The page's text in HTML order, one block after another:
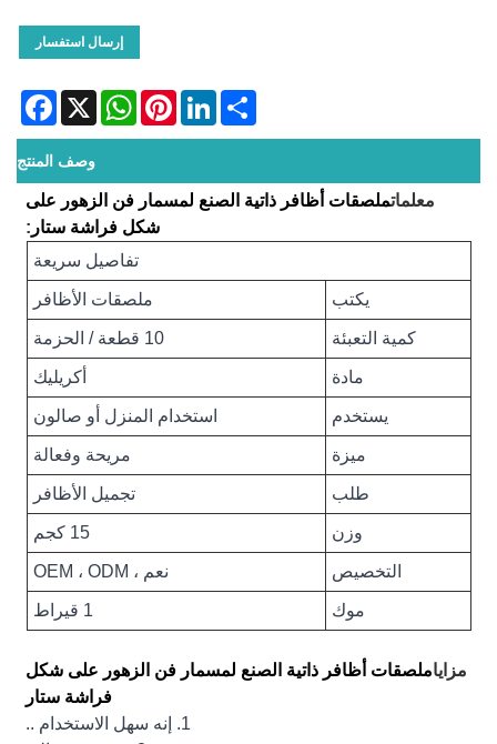
إرسال استفسار
X
WhatsAppPinterestLinkedInShare
وصف المنتج
معلماتملصقات أظافر ذاتية الصنع لمسمار فن الزهور على
شكل فراشة ستار :
تفاصيل سريعة
يكتب ملصقات الأظافر
كمية التعبئة 10 قطعة / الحزمة
مادة أكريليك
يستخدم استخدام المنزل أو صالون
ميزة مريحة وفعالة
طلب تجميل الأظافر
وزن 15 كجم
التخصيص نعم ، OEM ، ODM
موك 1 قيراط
مزاياملصقات أظافر ذاتية الصنع لمسمار فن الزهور على شكل
فراشة ستار
1. إنه سهل الاستخدام ..